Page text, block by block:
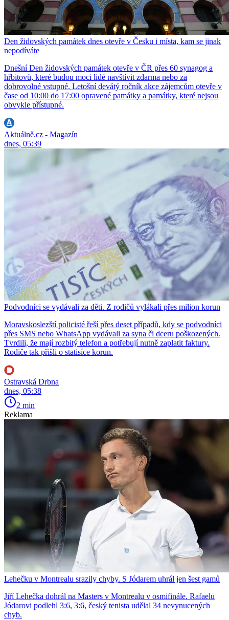
Den židovských památek dnes otevře v Česku i místa, kam se jinak
nepodíváte
Dnešní Den židovských památek otevře v ČR přes 60 synagog a
hřbitovů, které budou moci lidé navštívit zdarma nebo za
dobrovolné vstupné. Letošní devátý ročník akce zájemcům otevře v
čase od 10:00 do 17:00 opravené památky a památky, které nejsou
obvykle přístupné.
Aktuálně.cz - Magazín
dnes, 05:39
Podvodníci se vydávali za děti. Z rodičů vylákali přes milion korun
Moravskoslezští policisté řeší přes deset případů, kdy se podvodníci
přes SMS nebo WhatsApp vydávali za syna či dceru poškozených.
Tvrdili, že mají rozbitý telefon a potřebují nutně zaplatit faktury.
Rodiče tak přišli o statisíce korun.
Ostravská Drbna
dnes, 05:38
2 min
Reklama
Lehečku v Montrealu srazily chyby. S Jódarem uhrál jen šest gamů
Jiří Lehečka dohrál na Masters v Montrealu v osmifinále. Rafaelu
Jódarovi podlehl 3:6, 3:6, český tenista udělal 34 nevynucených
chyb.